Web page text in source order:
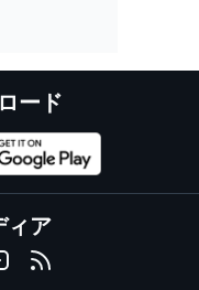
ード
ィア